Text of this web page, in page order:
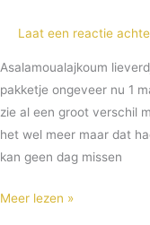
Laat een reactie
Asalamoualajkoum
pakketje ongeveer nu 1
zie al een groot verschil
het wel meer maar dat
kan geen dag missen
Meer lezen »